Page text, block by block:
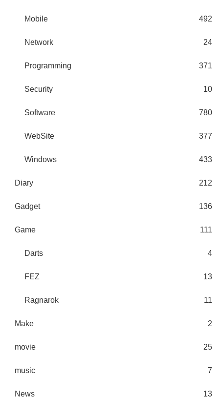
Mobile 492
Network 24
Programming 371
Security 10
Software 780
WebSite 377
Windows 433
Diary 212
Gadget 136
Game 111
Darts 4
FEZ 13
Ragnarok 11
Make 2
movie 25
music 7
News 13